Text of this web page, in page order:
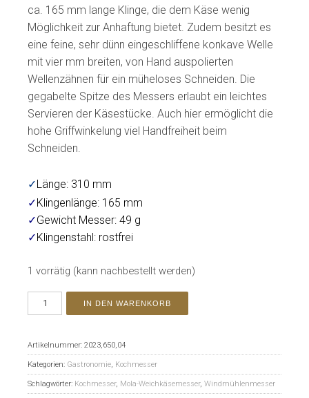
ca. 165 mm lange Klinge, die dem Käse wenig
Möglichkeit zur Anhaftung bietet. Zudem besitzt es
eine feine, sehr dünn eingeschliffene konkave Welle
mit vier mm breiten, von Hand auspolierten
Wellenzähnen für ein müheloses Schneiden. Die
gegabelte Spitze des Messers erlaubt ein leichtes
Servieren der Käsestücke. Auch hier ermöglicht die
hohe Griffwinkelung viel Handfreiheit beim
Schneiden.
✓Länge: 310 mm
✓Klingenlänge: 165 mm
✓Gewicht Messer: 49 g
✓Klingenstahl: rostfrei
1 vorrätig (kann nachbestellt werden)
IN DEN WARENKORB
Artikelnummer: 2023,650,04
Kategorien: Gastronomie, Kochmesser
Schlagwörter: Kochmesser, Mola-Weichkäsemesser, Windmühlenmesser